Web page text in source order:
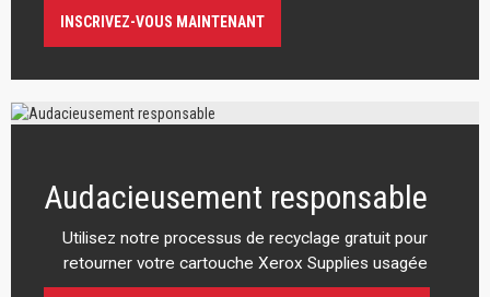
INSCRIVEZ-VOUS MAINTENANT
Audacieusement responsable
Utilisez notre processus de recyclage gratuit pour
retourner votre cartouche Xerox Supplies usagée